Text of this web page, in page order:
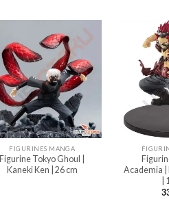
plusieurs
variations.
Les
options
peuvent
être
choisies
sur
la
page
FIGURINES MANGA
Figurine Tokyo Ghoul |
Kaneki Ken | 26 cm
Academia |